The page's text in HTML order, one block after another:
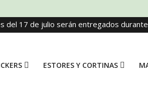
del 17 de julio serán entregados
ESTORES Y CORTINAS